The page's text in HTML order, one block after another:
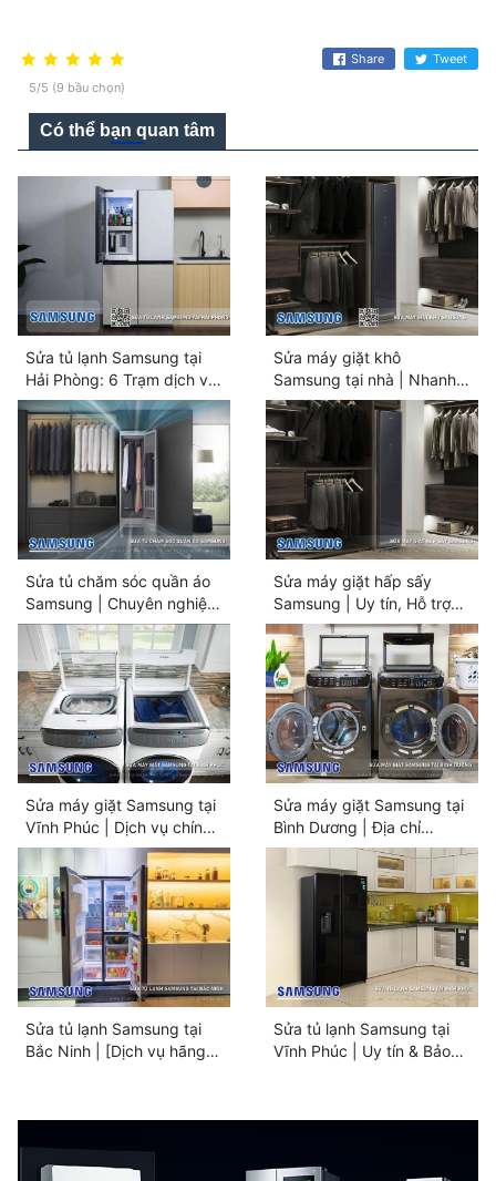
5/5 (9 bầu chọn)
Share Tweet
Có thể bạn quan tâm
Sửa tủ lạnh Samsung tại
Hải Phòng: 6 Trạm dịch vụ
chính hãng
Sửa máy giặt khô
Samsung tại nhà | Nhanh
chóng & Chuyên nghiệp
Sửa tủ chăm sóc quần áo
Samsung | Chuyên nghiệp
& Uy tín #1
Sửa máy giặt hấp sấy
Samsung | Uy tín, Hỗ trợ
nhanh chóng 24/7
Sửa máy giặt Samsung tại
Vĩnh Phúc | Dịch vụ chính
hãng #1
Sửa máy giặt Samsung tại
Bình Dương | Địa chỉ
[CHÍNH HÃNG]
Sửa tủ lạnh Samsung tại
Bắc Ninh | [Dịch vụ hãng]
Sửa tủ lạnh Samsung tại
Vĩnh Phúc | Uy tín & Bảo